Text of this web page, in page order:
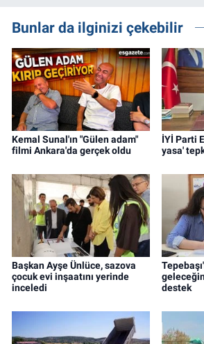
Bunlar da ilginizi çekebilir
Kemal Sunal'ın "Gülen adam"
filmi Ankara'da gerçek oldu
İYİ Parti
yasa'
Başkan Ayşe Ünlüce, sazova
çocuk evi inşaatını yerinde
inceledi
destek